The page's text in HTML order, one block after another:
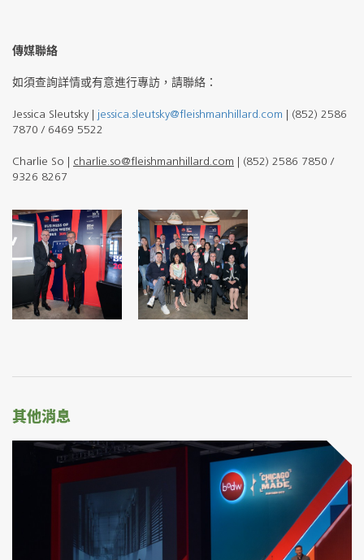
傳媒聯絡
如須查詢詳情或有意進行專訪，請聯絡：
Jessica Sleutsky | jessica.sleutsky@fleishmanhillard.com | (852) 2586
7870 / 6469 5522
Charlie So | charlie.so@fleishmanhillard.com | (852) 2586 7850 /
9326 8267
其他消息